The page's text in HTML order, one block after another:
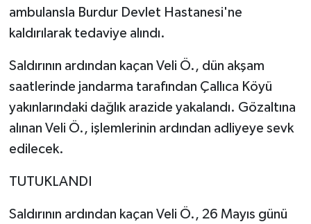
ambulansla Burdur Devlet Hastanesi'ne
kaldırılarak tedaviye alındı.
Saldırının ardından kaçan Veli Ö., dün akşam
saatlerinde jandarma tarafından Çallıca Köyü
yakınlarındaki dağlık arazide yakalandı. Gözaltına
alınan Veli Ö., işlemlerinin ardından adliyeye sevk
edilecek.
TUTUKLANDI
Saldırının ardından kaçan Veli Ö., 26 Mayıs günü